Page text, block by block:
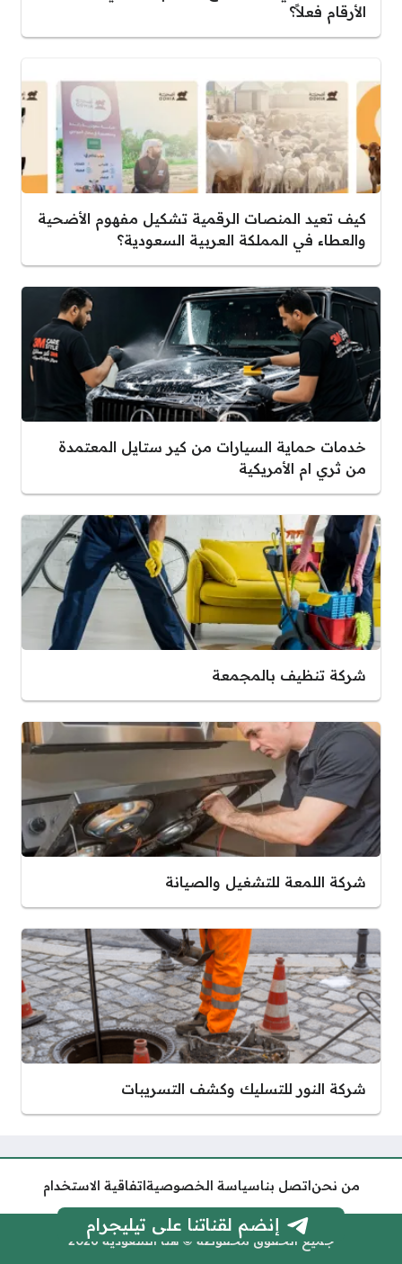
الأرقام فعلاً؟
كيف تعيد المنصات الرقمية تشكيل مفهوم الأضحية
والعطاء في المملكة العربية السعودية؟
خدمات حماية السيارات من كير ستايل المعتمدة
من ثري ام الأمريكية
شركة تنظيف بالمجمعة
شركة اللمعة للتشغيل والصيانة
شركة النور للتسليك وكشف التسريبات
من نحناتصل بناسياسة الخصوصيةاتفاقية الاستخدام
جميع الحقوق محفوظة © هنا السعودية 2026
إنضم لقناتنا على تيليجرام